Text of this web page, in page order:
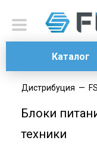
Каталог
Дистрибуция —
Блоки
техники